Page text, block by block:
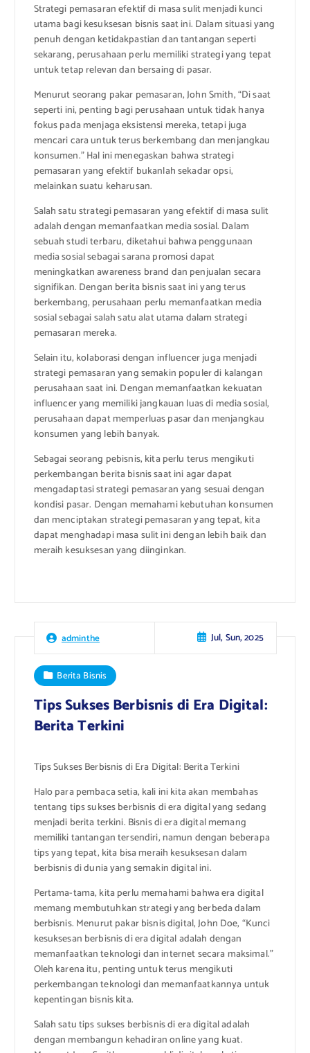
Strategi pemasaran efektif di masa sulit menjadi kunci
utama bagi kesuksesan bisnis saat ini. Dalam situasi yang
penuh dengan ketidakpastian dan tantangan seperti
sekarang, perusahaan perlu memiliki strategi yang tepat
untuk tetap relevan dan bersaing di pasar.
Menurut seorang pakar pemasaran, John Smith, “Di saat
seperti ini, penting bagi perusahaan untuk tidak hanya
fokus pada menjaga eksistensi mereka, tetapi juga
mencari cara untuk terus berkembang dan menjangkau
konsumen.” Hal ini menegaskan bahwa strategi
pemasaran yang efektif bukanlah sekadar opsi,
melainkan suatu keharusan.
Salah satu strategi pemasaran yang efektif di masa sulit
adalah dengan memanfaatkan media sosial. Dalam
sebuah studi terbaru, diketahui bahwa penggunaan
media sosial sebagai sarana promosi dapat
meningkatkan awareness brand dan penjualan secara
signifikan. Dengan berita bisnis saat ini yang terus
berkembang, perusahaan perlu memanfaatkan media
sosial sebagai salah satu alat utama dalam strategi
pemasaran mereka.
Selain itu, kolaborasi dengan influencer juga menjadi
strategi pemasaran yang semakin populer di kalangan
perusahaan saat ini. Dengan memanfaatkan kekuatan
influencer yang memiliki jangkauan luas di media sosial,
perusahaan dapat memperluas pasar dan menjangkau
konsumen yang lebih banyak.
Sebagai seorang pebisnis, kita perlu terus mengikuti
perkembangan berita bisnis saat ini agar dapat
mengadaptasi strategi pemasaran yang sesuai dengan
kondisi pasar. Dengan memahami kebutuhan konsumen
dan menciptakan strategi pemasaran yang tepat, kita
dapat menghadapi masa sulit ini dengan lebih baik dan
meraih kesuksesan yang diinginkan.
adminthe Jul, Sun, 2025
Berita Bisnis
Tips Sukses Berbisnis di Era Digital:
Berita Terkini
Tips Sukses Berbisnis di Era Digital: Berita Terkini
Halo para pembaca setia, kali ini kita akan membahas
tentang tips sukses berbisnis di era digital yang sedang
menjadi berita terkini. Bisnis di era digital memang
memiliki tantangan tersendiri, namun dengan beberapa
tips yang tepat, kita bisa meraih kesuksesan dalam
berbisnis di dunia yang semakin digital ini.
Pertama-tama, kita perlu memahami bahwa era digital
memang membutuhkan strategi yang berbeda dalam
berbisnis. Menurut pakar bisnis digital, John Doe, “Kunci
kesuksesan berbisnis di era digital adalah dengan
memanfaatkan teknologi dan internet secara maksimal.”
Oleh karena itu, penting untuk terus mengikuti
perkembangan teknologi dan memanfaatkannya untuk
kepentingan bisnis kita.
Salah satu tips sukses berbisnis di era digital adalah
dengan membangun kehadiran online yang kuat.